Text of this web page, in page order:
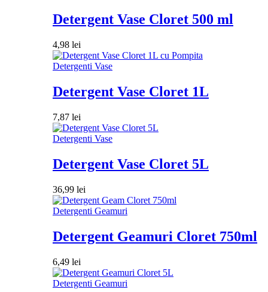
Detergent Vase Cloret 500 ml
4,98 lei
Detergenti Vase
Detergent Vase Cloret 1L
7,87 lei
Detergenti Vase
Detergent Vase Cloret 5L
36,99 lei
Detergenti Geamuri
Detergent Geamuri Cloret 750ml
6,49 lei
Detergenti Geamuri